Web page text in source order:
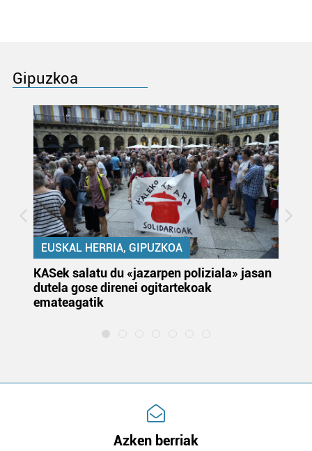
Gipuzkoa
EUSKAL HERRIA, GIPUZKOA
KASek salatu du «jazarpen poliziala» jasan
dutela gose direnei ogitartekoak
emateagatik
Azken berriak